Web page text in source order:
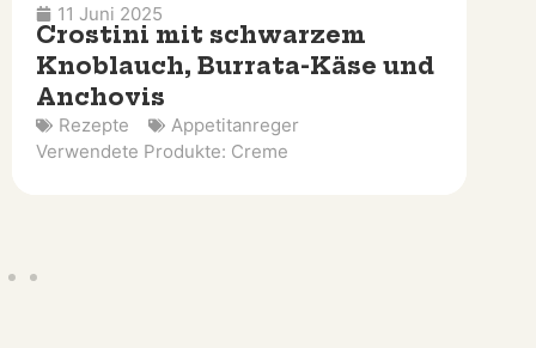
4 Juni 2025
A.O.P.-Risotto mit schwarzem
Knoblauch, frischem Chili
und Petersiliensauce
Rezepte
Erster Kurs
Verwendete Produkte: Creme